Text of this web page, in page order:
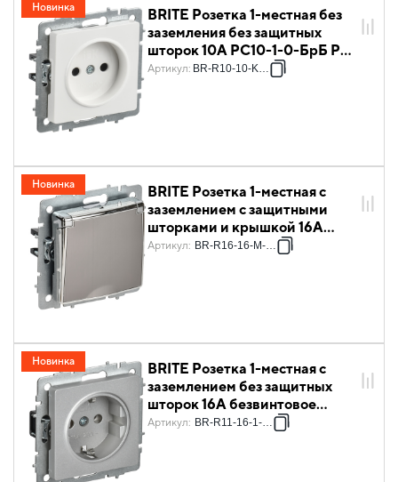
BRITE Розетка 1-местная без
заземления без защитных
шторок 10А РС10-1-0-БрБ РФ
белый IEK
Артикул: BR-R10-10-K011
Новинка
BRITE Розетка 1-местная с
заземлением с защитными
шторками и крышкой 16А
IP20 РСбш10-3-БрГН металл
Артикул: BR-R16-16-M-K23
Новинка
BRITE Розетка 1-местная с
заземлением без защитных
шторок 16А безвинтовое
крепление РС21-1-0-БрА
Артикул: BR-R11-16-1-K47
Новинка